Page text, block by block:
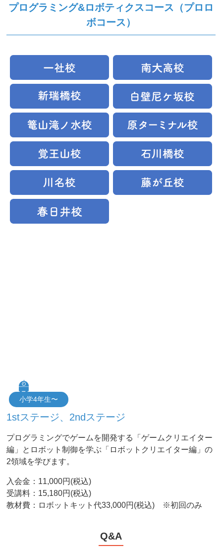
プログラミング&ロボティクスコース（プロロ
ボコース）
小学4年生〜
1stステージ、2ndステージ
プログラミングでゲームを開発する「ゲームクリエイター
編」とロボット制御を学ぶ「ロボットクリエイター編」の
2領域を学びます。
入会金： 11,000円(税込)
受講料： 15,180円(税込)
教材費： ロボットキット代33,000円(税込) ※初回のみ
Q&A